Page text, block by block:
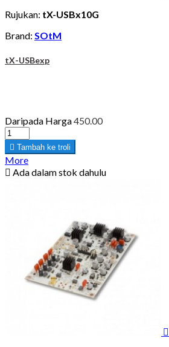
Rujukan: tX-USBx10G
Brand: SOtM
tX-USBexp
Daripada Harga450.00
 Tambah ke troli
More
 Ada dalam stok dahulu
